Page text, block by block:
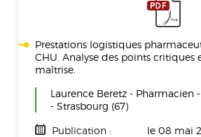
Prestations logistiques
CHU. Analyse des points critiques
maîtrise.
Laurence Beretz - Pharmacien
- Strasbourg (67)
Publication :
le 08 mai